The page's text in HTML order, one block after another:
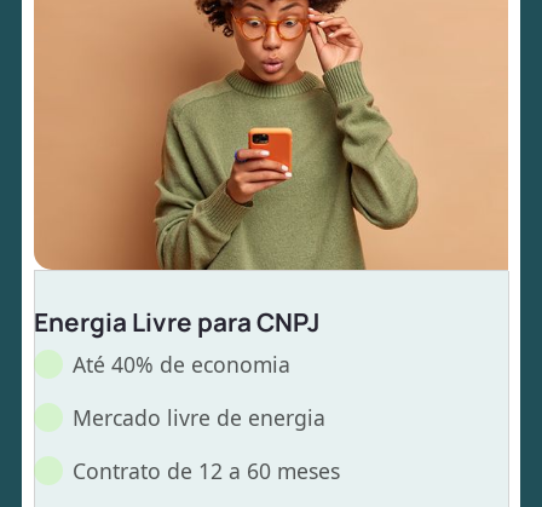
Energia Livre para CNPJ
Até 40% de economia
Mercado livre de energia
Contrato de 12 a 60 meses